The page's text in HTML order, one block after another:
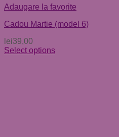
Adaugare la favorite
Cadou Martie (model 6)
lei39,00
Select options